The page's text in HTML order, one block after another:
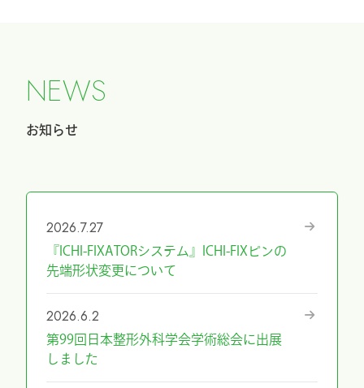
NEWS
お知らせ
2026.7.27
『ICHI-FIXATORシステム』ICHI-FIXピンの
先端形状変更について
2026.6.2
第99回日本整形外科学会学術総会に出展
しました